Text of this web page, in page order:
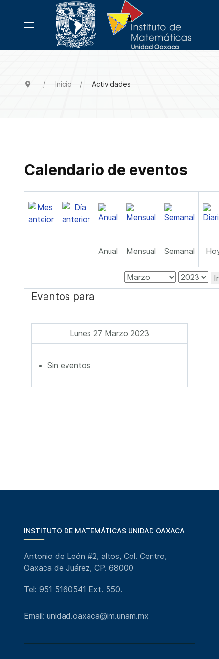
Inicio Actividades
Calendario de eventos
Anual Mensual Semanal
Eventos para
Lunes 27 Marzo 2023
Sin eventos
INSTITUTO DE MATEMÁTICAS UNIDAD OAXACA
Antonio de León #2, altos, Col. Centro,
Oaxaca de Juárez, CP. 68000
Tel: 951 5160541 Ext. 550.
Email: unidad.oaxaca@im.unam.mx